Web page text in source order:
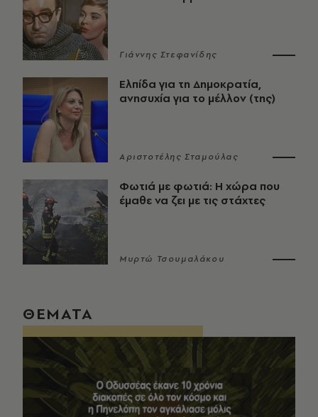
Γιάννης Στεφανίδης
Ελπίδα για τη Δημοκρατία,
ανησυχία για το μέλλον (της)
Αριστοτέλης Σταμούλας
Φωτιά με φωτιά: Η χώρα που
έμαθε να ζει με τις στάχτες
Μυρτώ Τσουμαλάκου
ΘΕΜΑΤΑ